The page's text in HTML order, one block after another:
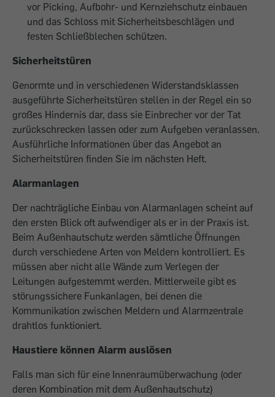
vor Picking, Aufbohr- und Kernziehschutz einbauen
und das Schloss mit Sicherheitsbeschlägen und
festen Schließblechen schützen.
Sicherheitstüren
Genormte und in verschiedenen Widerstandsklassen
ausgeführte Sicherheitstüren stellen in der Regel ein so
großes Hindernis dar, dass sie Einbrecher vor der Tat
zurückschrecken lassen oder zum Aufgeben veranlassen.
Ausführliche Informationen über das Angebot an
Sicherheitstüren finden Sie im nächsten Heft.
Alarm­anlagen
Der nachträgliche Einbau von Alarm­anlagen scheint auf
den ersten Blick oft aufwendiger als er in der Praxis ist.
Beim Außenhautschutz werden sämtliche Öffnungen
durch verschiedene Arten von Meldern kontrolliert. Es
müssen aber nicht alle Wände zum Verlegen der
Leitungen aufgestemmt werden. Mittlerweile gibt es
störungssichere Funkanlagen, bei denen die
Kommunikation zwischen Meldern und Alarmzentrale
drahtlos funktioniert.
Haustiere können Alarm auslösen
Falls man sich für eine Innenraumüber­wachung (oder
deren Kombination mit dem Außenhautschutz)